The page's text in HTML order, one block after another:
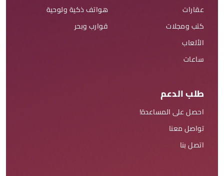
عقارات
كتب ومجلات
الألعاب
ساعات
هواتف ذكية ولوحية
قوارب وبحر
طلب الدعم
احصل على المساعدة!
تواصل معنا
اتصل بنا